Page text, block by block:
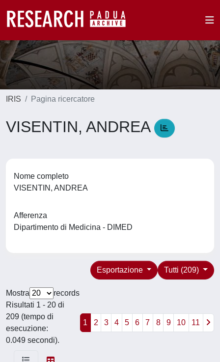
IRIS Pagina ricercatore
VISENTIN, ANDREA
Nome completo
VISENTIN, ANDREA
Afferenza
Dipartimento di Medicina - DIMED
Tutti (209)
Esportazione
Mostra
records
Risultati 1 - 20 di
209 (tempo di
esecuzione:
0.049 secondi).
1 2 3 4 5 6 7 8 9 10 11